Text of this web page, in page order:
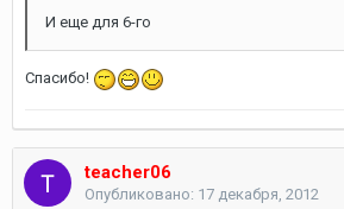
И еще для 6-го
Спасибо!
teacher06
Опубликовано: 17 декабря, 2012